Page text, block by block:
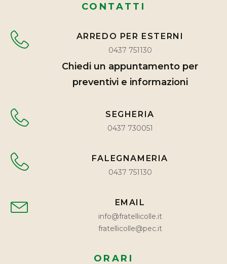
CONTATTI
ARREDO PER ESTERNI
0437 751130
Chiedi un appuntamento per
preventivi e informazioni
SEGHERIA
0437 730051
FALEGNAMERIA
0437 751130
EMAIL
info@fratellicolle.it
fratellicolle@pec.it
ORARI